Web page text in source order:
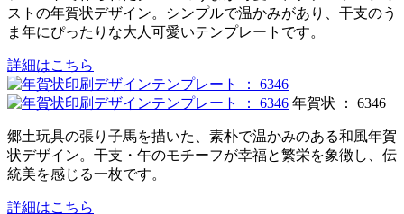
ストの年賀状デザイン。シンプルで温かみがあり、干支のう
ま年にぴったりな大人可愛いテンプレートです。
詳細はこちら
年賀状 ： 6346
郷土玩具の張り子馬を描いた、素朴で温かみのある和風年賀
状デザイン。干支・午のモチーフが幸福と繁栄を象徴し、伝
統美を感じる一枚です。
詳細はこちら